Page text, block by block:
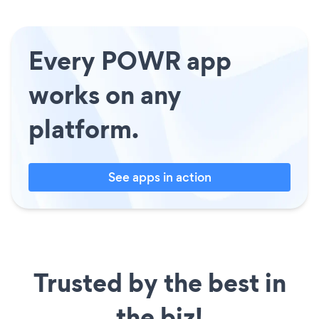
Every POWR app
works on any
platform.
See apps in action
Trusted by the best in